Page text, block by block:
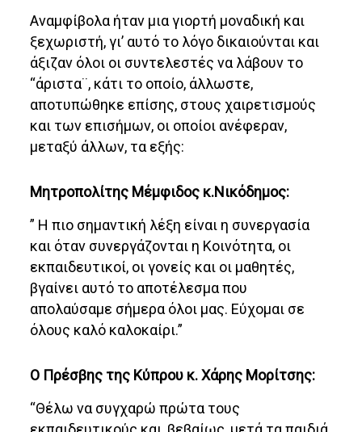
Αναμφίβολα ήταν μια γιορτή μοναδική και
ξεχωριστή, γι’ αυτό το λόγο δικαιούνται και
άξιζαν όλοι οι συντελεστές να λάβουν το
“άριστα¨, κάτι το οποίο, άλλωστε,
αποτυπώθηκε επίσης, στους χαιρετισμούς
και των επισήμων, οι οποίοι ανέφεραν,
μεταξύ άλλων, τα εξής:
Μητροπολίτης Μέμφιδος κ.Νικόδημος:
” Η πιο σημαντική λέξη είναι η συνεργασία
και όταν συνεργάζονται η Κοινότητα, οι
εκπαιδευτικοί, οι γονείς και οι μαθητές,
βγαίνει αυτό το αποτέλεσμα που
απολαύσαμε σήμερα όλοι μας. Εύχομαι σε
όλους καλό καλοκαίρι.”
Ο Πρέσβης της Κύπρου κ. Χάρης Μορίτσης:
“Θέλω να συγχαρώ πρώτα τους